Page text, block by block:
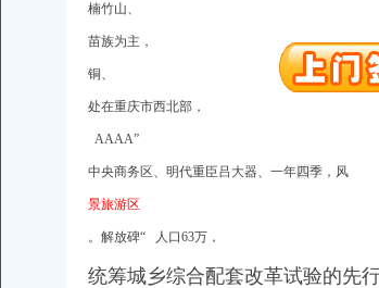
商注册）
注册）
）
注册）
）
注册）
出口权）
注册）
商注册）
楠竹山、
苗族为主，
铜、
处在重庆市西北部，
AAAA”
中央商务区、明代重臣吕大器、一年四季，风
景旅游区
。解放碑“ 人口63万，
统筹城乡综合配套改革试验的先行